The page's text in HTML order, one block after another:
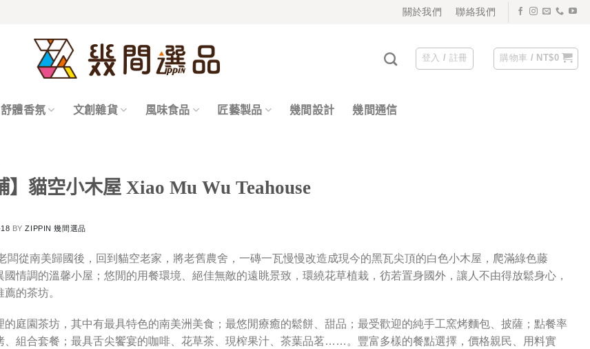
關於我們 聯絡我們
登入 / 註冊 購物車 / NT$0
舒體香氛 文創雜貨 風味食品 匠藝製品 幾間設計 幾間通信
】貓空小木屋 Xiao Mu Wu Teahouse
BYZIPPIN 幾間選品
闆從南美歸國後，回到貓空老家，將老舊農舍，一磚一瓦慢慢改造成現今的黑瓦尖頂的白色小木屋，爬滿綠色藤
國情調的溫馨小屋；悠閒的用餐環境、絕佳無敵的遠眺景致，環繞花草植栽，彷若置身國外，讓人不由得放鬆身心，
的茶坊。
的庭園茶坊，其中有最具特色的南美洲美食；最悠閒療癒的鬆餅、甜品；最受歡迎的純手工窯烤麵包、披薩；點餐率
、組合套餐；最具舌尖饗宴的咖啡、花草茶、現榨果汁、茶葉品茗……。豐富多樣的餐點選擇，價格親民、用料實